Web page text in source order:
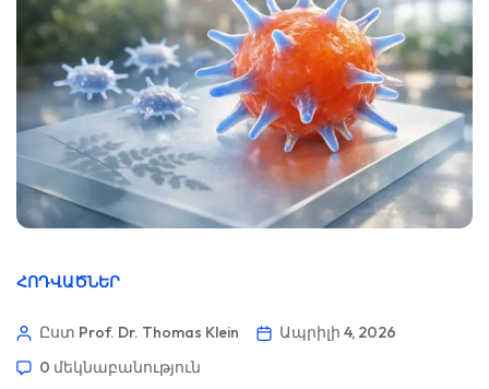
ՀՈԴՎԱԾՆԵՐ
Ըստ Prof. Dr. Thomas Klein
Ապրիլի 4, 2026
0 մեկնաբանություն